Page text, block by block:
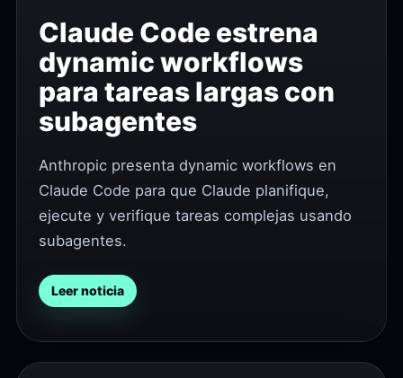
Claude Code estrena
dynamic workflows
para tareas largas con
subagentes
Anthropic presenta dynamic workflows en
Claude Code para que Claude planifique,
ejecute y verifique tareas complejas usando
subagentes.
Leer noticia